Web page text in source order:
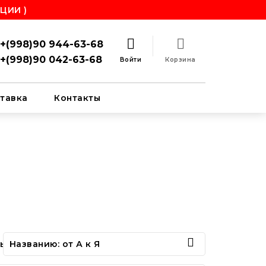
)
Корзина
+(998)90 944-63-68
+(998)90 042-63-68
Войти
Контакты
Названию: от А к Я 